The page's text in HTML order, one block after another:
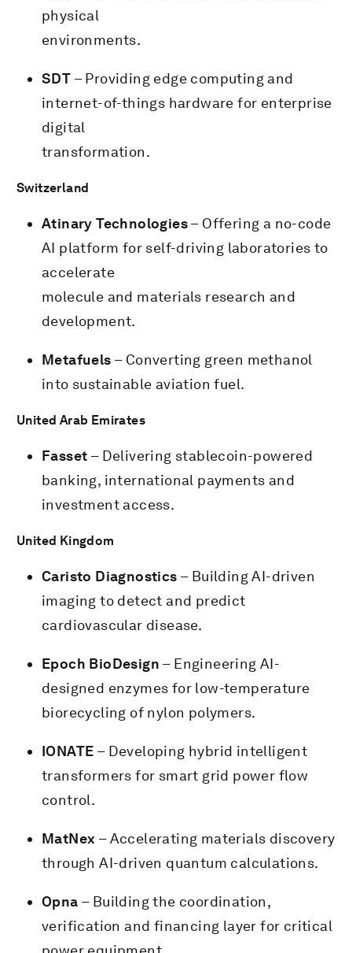
physical
environments.
SDT – Providing edge computing and
internet-of-things hardware for enterprise
digital
transformation.
Switzerland
Atinary Technologies– Offering a no-code
AI platform for self-driving laboratories to
accelerate
molecule and materials research and
development.
Metafuels – Converting green methanol
into sustainable aviation fuel.
United Arab Emirates
Fasset – Delivering stablecoin-powered
banking, international payments and
investment access.
United Kingdom
Caristo Diagnostics – Building AI-driven
imaging to detect and predict
cardiovascular disease.
Epoch BioDesign – Engineering AI-
designed enzymes for low-temperature
biorecycling of nylon polymers.
IONATE – Developing hybrid intelligent
transformers for smart grid power flow
control.
MatNex – Accelerating materials discovery
through AI-driven quantum calculations.
Opna – Building the coordination,
verification and financing layer for critical